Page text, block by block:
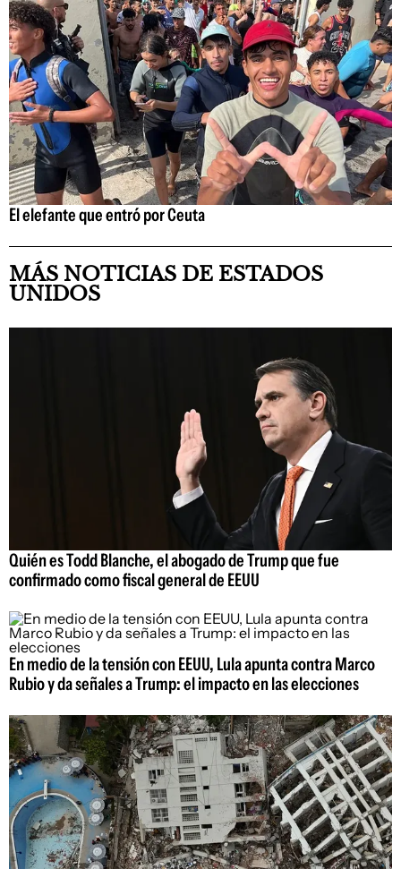
El elefante que entró por Ceuta
MÁS NOTICIAS DE ESTADOS
UNIDOS
Quién es Todd Blanche, el abogado de Trump que fue
confirmado como fiscal general de EEUU
En medio de la tensión con EEUU, Lula apunta contra Marco
Rubio y da señales a Trump: el impacto en las elecciones